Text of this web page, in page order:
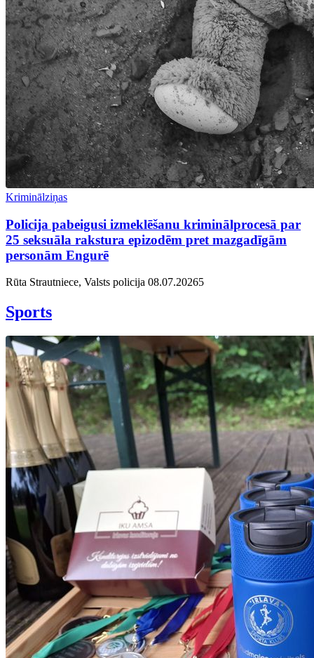
Kriminālziņas
Policija pabeigusi izmeklēšanu kriminālprocesā par
25 seksuāla rakstura epizodēm pret mazgadīgām
personām Engurē
Rūta Strautniece, Valsts policija 08.07.20265
Sports